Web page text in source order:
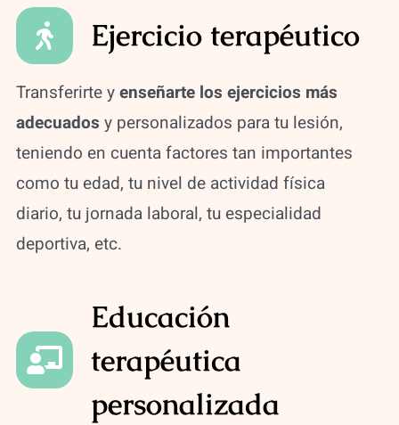
Ejercicio terapéutico
Transferirte yenseñarte los ejercicios más
adecuados y personalizados para tu lesión,
teniendo en cuenta factores tan importantes
como tu edad, tu nivel de actividad física
diario, tu jornada laboral, tu especialidad
deportiva, etc.
Educación
terapéutica
personalizada